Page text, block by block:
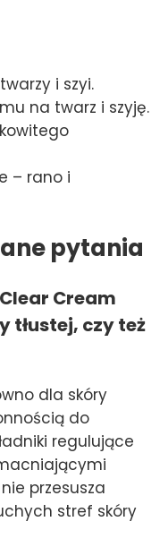
i szyi.
na twarz i szyję.
– rano i
pytania
Cream
tłustej, czy też
dla skóry
do
regulujące
przesusza
stref skóry